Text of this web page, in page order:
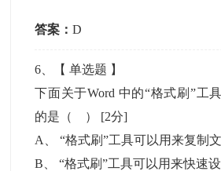
答案：D
6 、【单选题 】
下面关于Word 中的“格式刷”工
的是（ ） [2分]
A
、“格式刷”工具可以用来复制
B 、“格式刷”工具可以用来快速